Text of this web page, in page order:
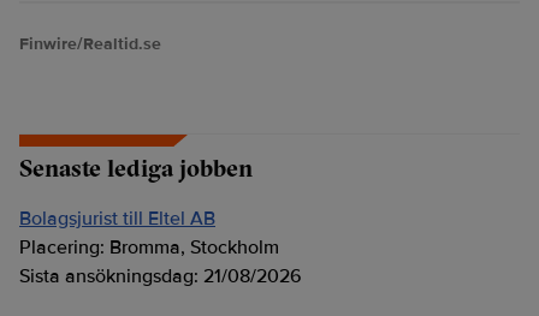
Finwire/Realtid.se
Senaste lediga jobben
Bolagsjurist till Eltel AB
Placering: Bromma, Stockholm
Sista ansökningsdag: 21/08/2026